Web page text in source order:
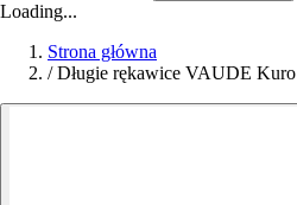
Loading...
Strona główna
/ Długie rękawice VAUDE Kuro